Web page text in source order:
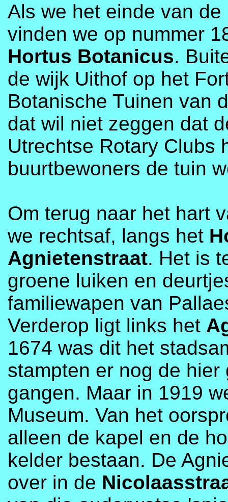
Als we het einde van
vinden we op nummer
Hortus Botanicus.
de wijk Uithof op het
Botanische Tuinen van
dat wil niet zeggen dat
Utrechtse Rotary Clubs
buurtbewoners de tuin
Om terug naar het hart
we rechtsaf, langs het
Agnietenstraat. Het is
groene luiken en
familiewapen van
Verderop ligt links het
1674 was dit het
stampten er nog de
gangen. Maar in 1919
Museum. Van het
alleen de kapel en de
kelder bestaan. De
over in de